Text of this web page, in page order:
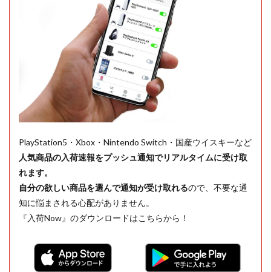
PlayStation5・Xbox・Nintendo Switch・国産ウイスキーなど
人気商品の入荷速報をプッシュ通知でリアルタイムに受け取
れます。
自分の欲しい商品を選んで通知が受け取れるので、不要な通
知に悩まされる心配がありません。
『入荷Now』のダウンロードはこちらから！